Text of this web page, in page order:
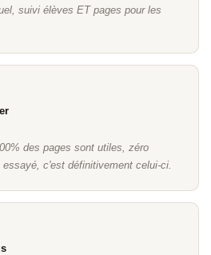
suivi élèves ET pages pour les
des pages sont utiles, zéro
c'est définitivement celui-ci.